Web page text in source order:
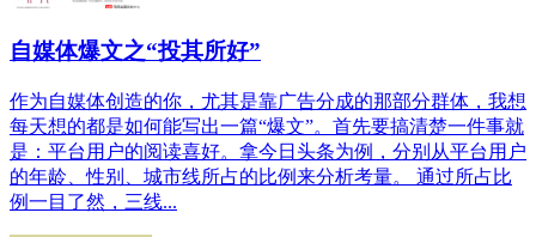
自媒体爆文之“投其所好”
作为自媒体创造的你，尤其是靠广告分成的那部分群体，我想
每天想的都是如何能写出一篇“爆文”。首先要搞清楚一件事就
是：平台用户的阅读喜好。拿今日头条为例，分别从平台用户
的年龄、性别、城市线所占的比例来分析考量。 通过所占比
例一目了然，三线...